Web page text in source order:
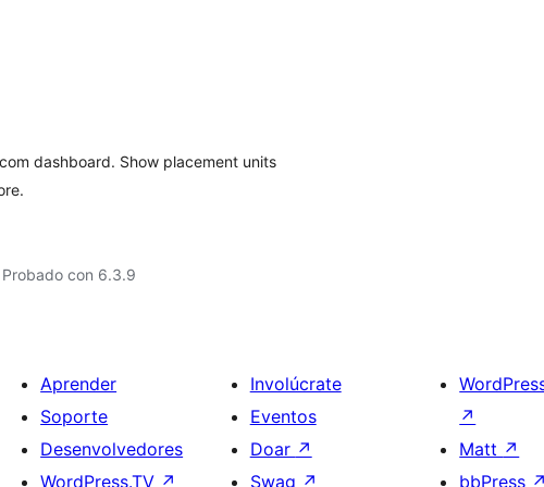
dashboard. Show placement units
Probado con 6.3.9
Aprender
Soporte
Desenvolvedores
WordPress.TV ↗
Involúcrate
Eventos
Doar ↗
Swag ↗
↗
Matt ↗
bbPress ↗